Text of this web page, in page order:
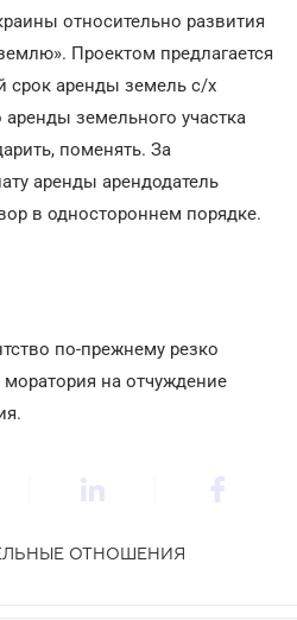
относительно развития
Проектом предлагается
срок аренды земель с/х
земельного участка
поменять. За
аренды арендодатель
в одностороннем порядке.
по-прежнему резко
на отчуждение
ОТНОШЕНИЯ